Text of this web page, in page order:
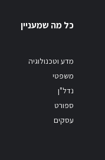
כל מה שמעניין
מדע וטכנולוגיה
משפטי
נדל"ן
ספורט
עסקים